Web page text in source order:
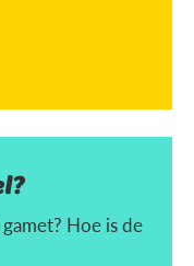
Hoe is de